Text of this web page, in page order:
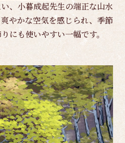
、小暮成起先生の端正な山水
やかな空気を感じられ、季節
にも使いやすい一幅です。